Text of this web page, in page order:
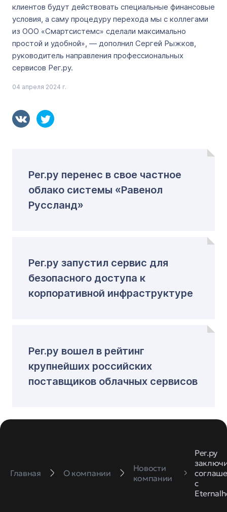
клиентов будут действовать специальные финансовые
условия, а саму процедуру перехода мы с коллегами
из ООО «Смартсистемс» сделали максимально
простой и удобной», — дополнил Сергей Рыжков,
руководитель направления профессиональных
сервисов Рег.ру.
04 апреля 2024 г.
Рег.ру перенес в свое частное
облако системы «Равенол
Руссланд»
Рег.ру запустил сервис для
безопасного доступа к
корпоративной инфраструктуре
Рег.ру вошел в рейтинг
крупнейших российских
поставщиков облачных сервисов
Главная О компании
Новости
компании
Рег.ру
с